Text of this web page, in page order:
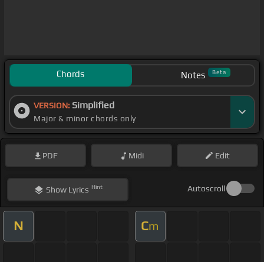
Chords Notes Beta
VERSION: Simplified
Major & minor chords only
PDF Midi Edit
ShowLyrics Hint Autoscroll
N Cm